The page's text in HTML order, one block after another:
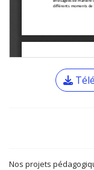
Nos projets